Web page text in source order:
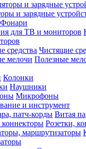
и зарядные
Фонари
Чистящие
Полезные
Колонки
Наушники
Микрофоны
и инструмент
Витая
Розетки,